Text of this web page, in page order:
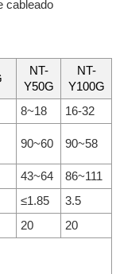
cableado
NT-
Y50G
NT-
Y100G
8~18
16-32
90~60 90~58
43~64
86~111
≤1.85
3.5
20
20